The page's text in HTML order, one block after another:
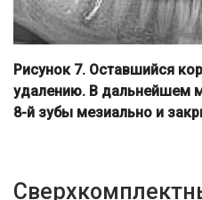
Рисунок 7. Оставшийся
удалению. В дальнейшем
8-й зубы мезиально и